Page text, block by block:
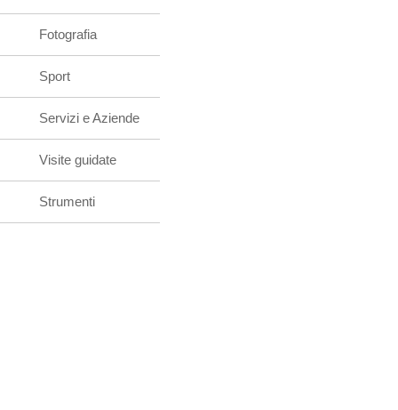
Fotografia
Sport
Servizi e Aziende
Visite guidate
Strumenti